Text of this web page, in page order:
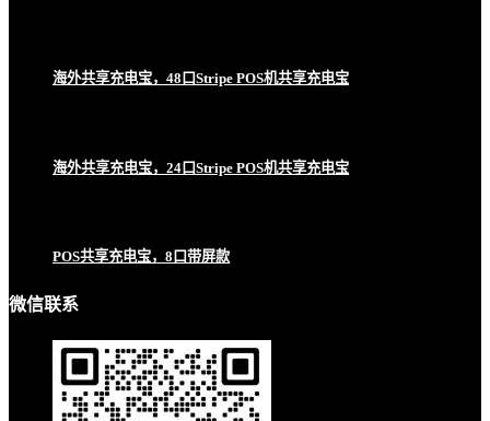
海外共享充电宝，48口Stripe POS机共享充电宝
海外共享充电宝，24口Stripe POS机共享充电宝
POS共享充电宝，8口带屏款
微信联系